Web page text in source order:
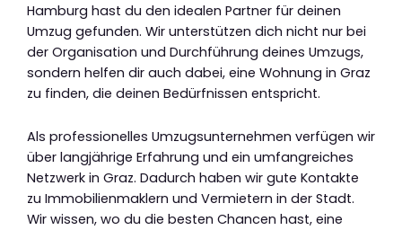
Hamburg hast du den idealen Partner für deinen
Umzug gefunden. Wir unterstützen dich nicht nur bei
der Organisation und Durchführung deines Umzugs,
sondern helfen dir auch dabei, eine Wohnung in Graz
zu finden, die deinen Bedürfnissen entspricht.
Als professionelles Umzugsunternehmen verfügen wir
über langjährige Erfahrung und ein umfangreiches
Netzwerk in Graz. Dadurch haben wir gute Kontakte
zu Immobilienmaklern und Vermietern in der Stadt.
Wir wissen, wo du die besten Chancen hast, eine